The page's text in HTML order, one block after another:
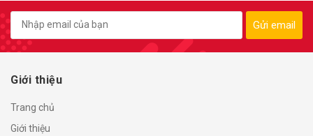
Gửi email
Giới thiệu
Trang chủ
Giới thiệu